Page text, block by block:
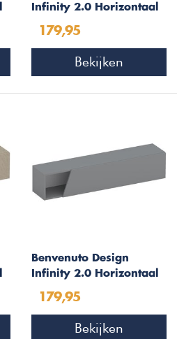
Infinity 2.0 Horizontaal
Afgeschuind
179,95
Bekijken
Benvenuto Design
Infinity 2.0 Horizontaal
Afgeschuind
179,95
Bekijken